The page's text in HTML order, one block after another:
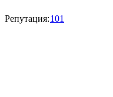
Репутация:101